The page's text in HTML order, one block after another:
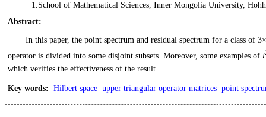
1.School of Mathematical Sciences, Inner Mongolia University,
Abstract:
In this paper, the point spectrum and residual spectrum for a class of
operator is divided into some disjoint subsets. Moreover, some examples of l
which verifies the effectiveness of the result.
Key words: Hilbert space upper triangular operator matrices point